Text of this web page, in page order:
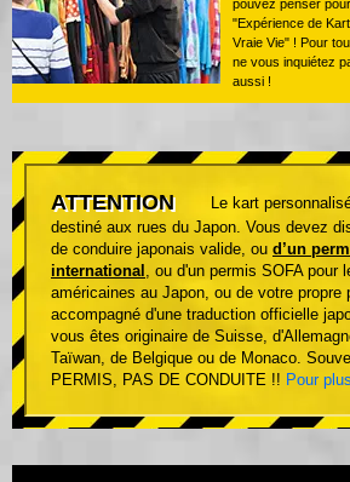
pouvez penser
"Expérience de
Vraie Vie" ! Pour
ne vous inquiétez
aussi !
ATTENTION
Le kart
destiné aux rues du Japon. Vous devez
de conduire japonais valide, ou d’un
international , ou d'un permis SOFA pour
américaines au Japon, ou de votre propre
accompagné d'une traduction officielle
vous êtes originaire de Suisse,
Taïwan, de Belgique ou de Monaco.
PERMIS, PAS DE CONDUITE !! Pour